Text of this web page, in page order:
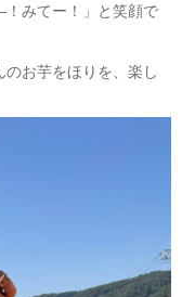
みてー！」と笑顔で
お芋をほりを、楽し